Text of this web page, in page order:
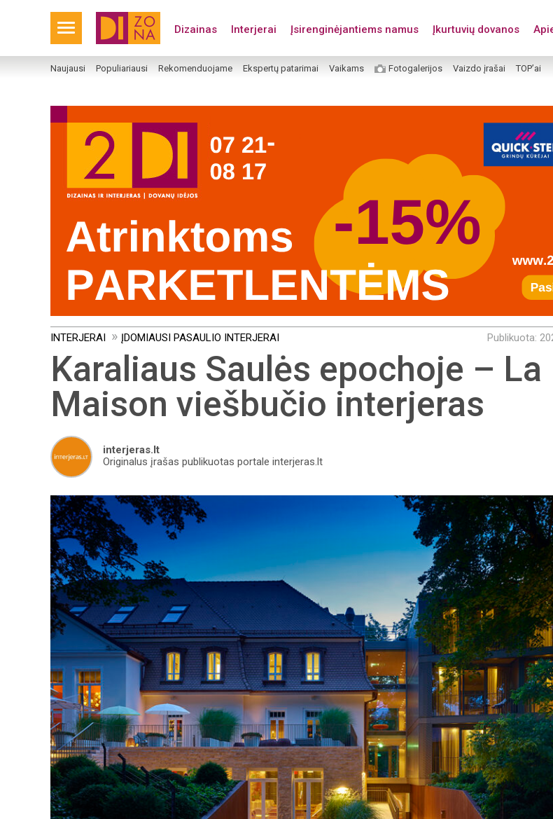
Dizainas Interjerai Įsirenginėjantiems namus Įkurtuvių dovanos
Naujausi Populiariausi Rekomenduojame Ekspertų patarimai Vaikams Fotogalerijos Vaizdo įrašai TOP’ai
INTERJERAI ĮDOMIAUSI PASAULIO INTERJERAI Publikuota:
Karaliaus Saulės epochoje – La
Maison viešbučio interjeras
interjeras.lt
Originalus įrašas publikuotas portale interjeras.lt